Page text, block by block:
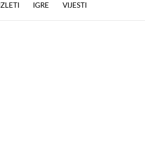
IZLETI IGRE VIJESTI